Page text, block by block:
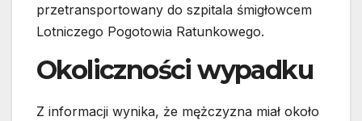
przetransportowany do szpitala śmigłowcem
Lotniczego Pogotowia Ratunkowego.
Okoliczności wypadku
Z informacji wynika, że mężczyzna miał około